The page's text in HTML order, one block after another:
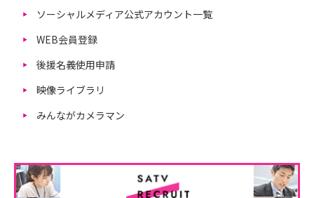
ソーシャルメディア公式アカウント一覧
WEB会員登録
後援名義使用申請
映像ライブラリ
みんながカメラマン